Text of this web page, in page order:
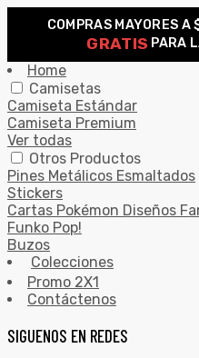
COMPRAS MAYORES
GRATIS PARA
Home
Camisetas
Camiseta Estándar
Camiseta Premium
Ver todas
Otros Productos
Pines Metálicos Esmaltados
Stickers
Cartas Pokémon Diseños
Funko Pop!
Buzos
Colecciones
Promo 2X1
Contáctenos
SIGUENOS EN REDES